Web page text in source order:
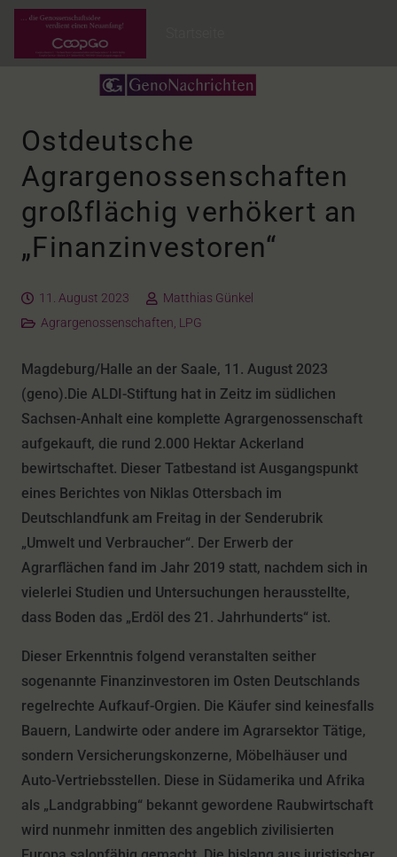
Ostdeutsche
Agrargenossenschaften
großflächig verhökert an
„Finanzinvestoren“
11. August 2023
Matthias Günkel
Agrargenossenschaften, LPG
Magdeburg/Halle an der Saale, 11. August 2023
(geno).Die ALDI-Stiftung hat in Zeitz im südlichen
Sachsen-Anhalt eine komplette Agrargenossenschaft
aufgekauft, die rund 2.000 Hektar Ackerland
bewirtschaftet. Dieser Tatbestand ist Ausgangspunkt
eines Berichtes von Niklas Ottersbach im
Deutschlandfunk am Freitag in der Senderubrik
„Umwelt und Verbraucher“. Der Erwerb der
Agrarflächen fand im Jahr 2019 statt, nachdem sich in
vielerlei Studien und Untersuchungen herausstellte,
dass Boden das „Erdöl des 21. Jahrhunderts“ ist.
Dieser Erkenntnis folgend veranstalten seither
sogenannte Finanzinvestoren im Osten Deutschlands
regelrechte Aufkauf-Orgien. Die Käufer sind keinesfalls
Bauern, Landwirte oder andere im Agrarsektor Tätige,
sondern Versicherungskonzerne, Möbelhäuser und
Auto-Vertriebsstellen. Diese in Südamerika und Afrika
als „Landgrabbing“ bekannt gewordene Raubwirtschaft
wird nunmehr inmitten des angeblich zivilisierten